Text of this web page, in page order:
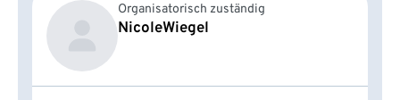
Organisatorisch zuständig
NicoleWiegel